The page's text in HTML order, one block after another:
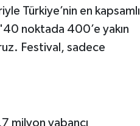
Türkiye’nin en kapsamlı
noktada 400’e yakın
Festival, sadece
milyon yabancı